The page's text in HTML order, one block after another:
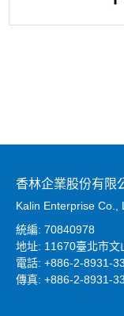
香林企業股份有限
Kalin Enterprise Co.,
統編: 70840978
地址: 11670臺北市
電話: +886-2-8931-
傳真: +886-2-8931-